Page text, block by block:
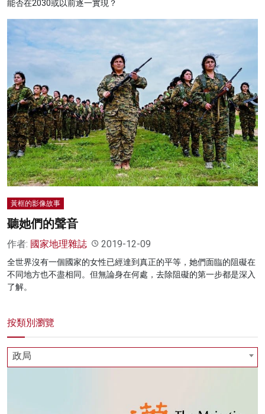
能否在2030或以前逐一實現？
黃框的影像故事
聽她們的聲音
作者: 國家地理雜誌 2019-12-09
全世界沒有一個國家的女性已經達到真正的平等，她們面臨的阻礙在
不同地方也不盡相同。但無論身在何處，去除阻礙的第一步都是深入
了解。
按類別瀏覽
政局